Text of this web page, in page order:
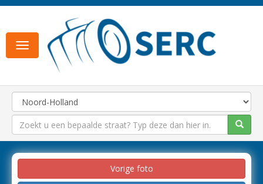
Toggle
navigation
Vorige foto